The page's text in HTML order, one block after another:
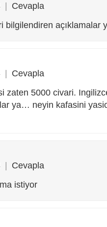
| Cevapla
açıklamalar
| Cevapla
zaten 5000 civari.
ya… neyin kafasini
| Cevapla
istiyor